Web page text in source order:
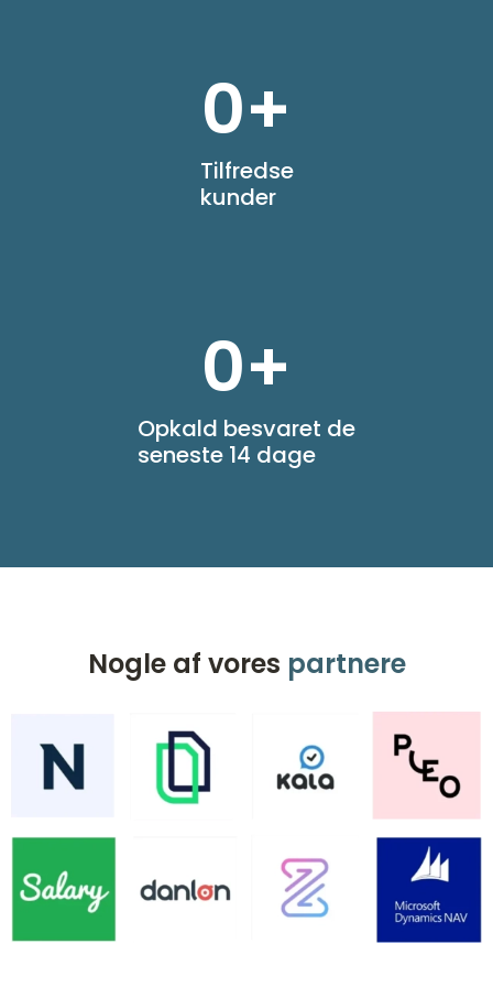
Tilfredse
kunder
0+
Opkald besvaret de
seneste 14 dage
0+
Nogle af vores partnere